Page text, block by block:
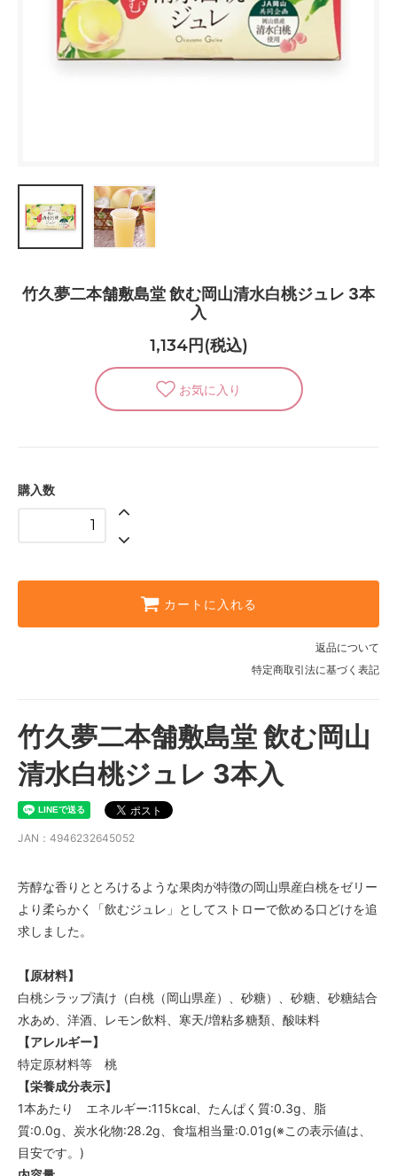
竹久夢二本舗敷島堂 飲む岡山清水白桃ジュレ 3本
入
1,134円(税込)
購入数
カートに入れる
返品について
特定商取引法に基づく表記
竹久夢二本舗敷島堂 飲む岡山
清水白桃ジュレ 3本入
JAN：4946232645052
芳醇な香りととろけるような果肉が特徴の岡山県産白桃をゼリー
より柔らかく「飲むジュレ」としてストローで飲める口どけを追
求しました。
【原材料】
白桃シラップ漬け（白桃（岡山県産）、砂糖）、砂糖、砂糖結合
水あめ、洋酒、レモン飲料、寒天/増粘多糖類、酸味料
【アレルギー】
特定原材料等 桃
【栄養成分表示】
1本あたり エネルギー:115kcal、たんぱく質:0.3g、脂
質:0.0g、炭水化物:28.2g、食塩相当量:0.01g(※この表示値は、
目安です。)